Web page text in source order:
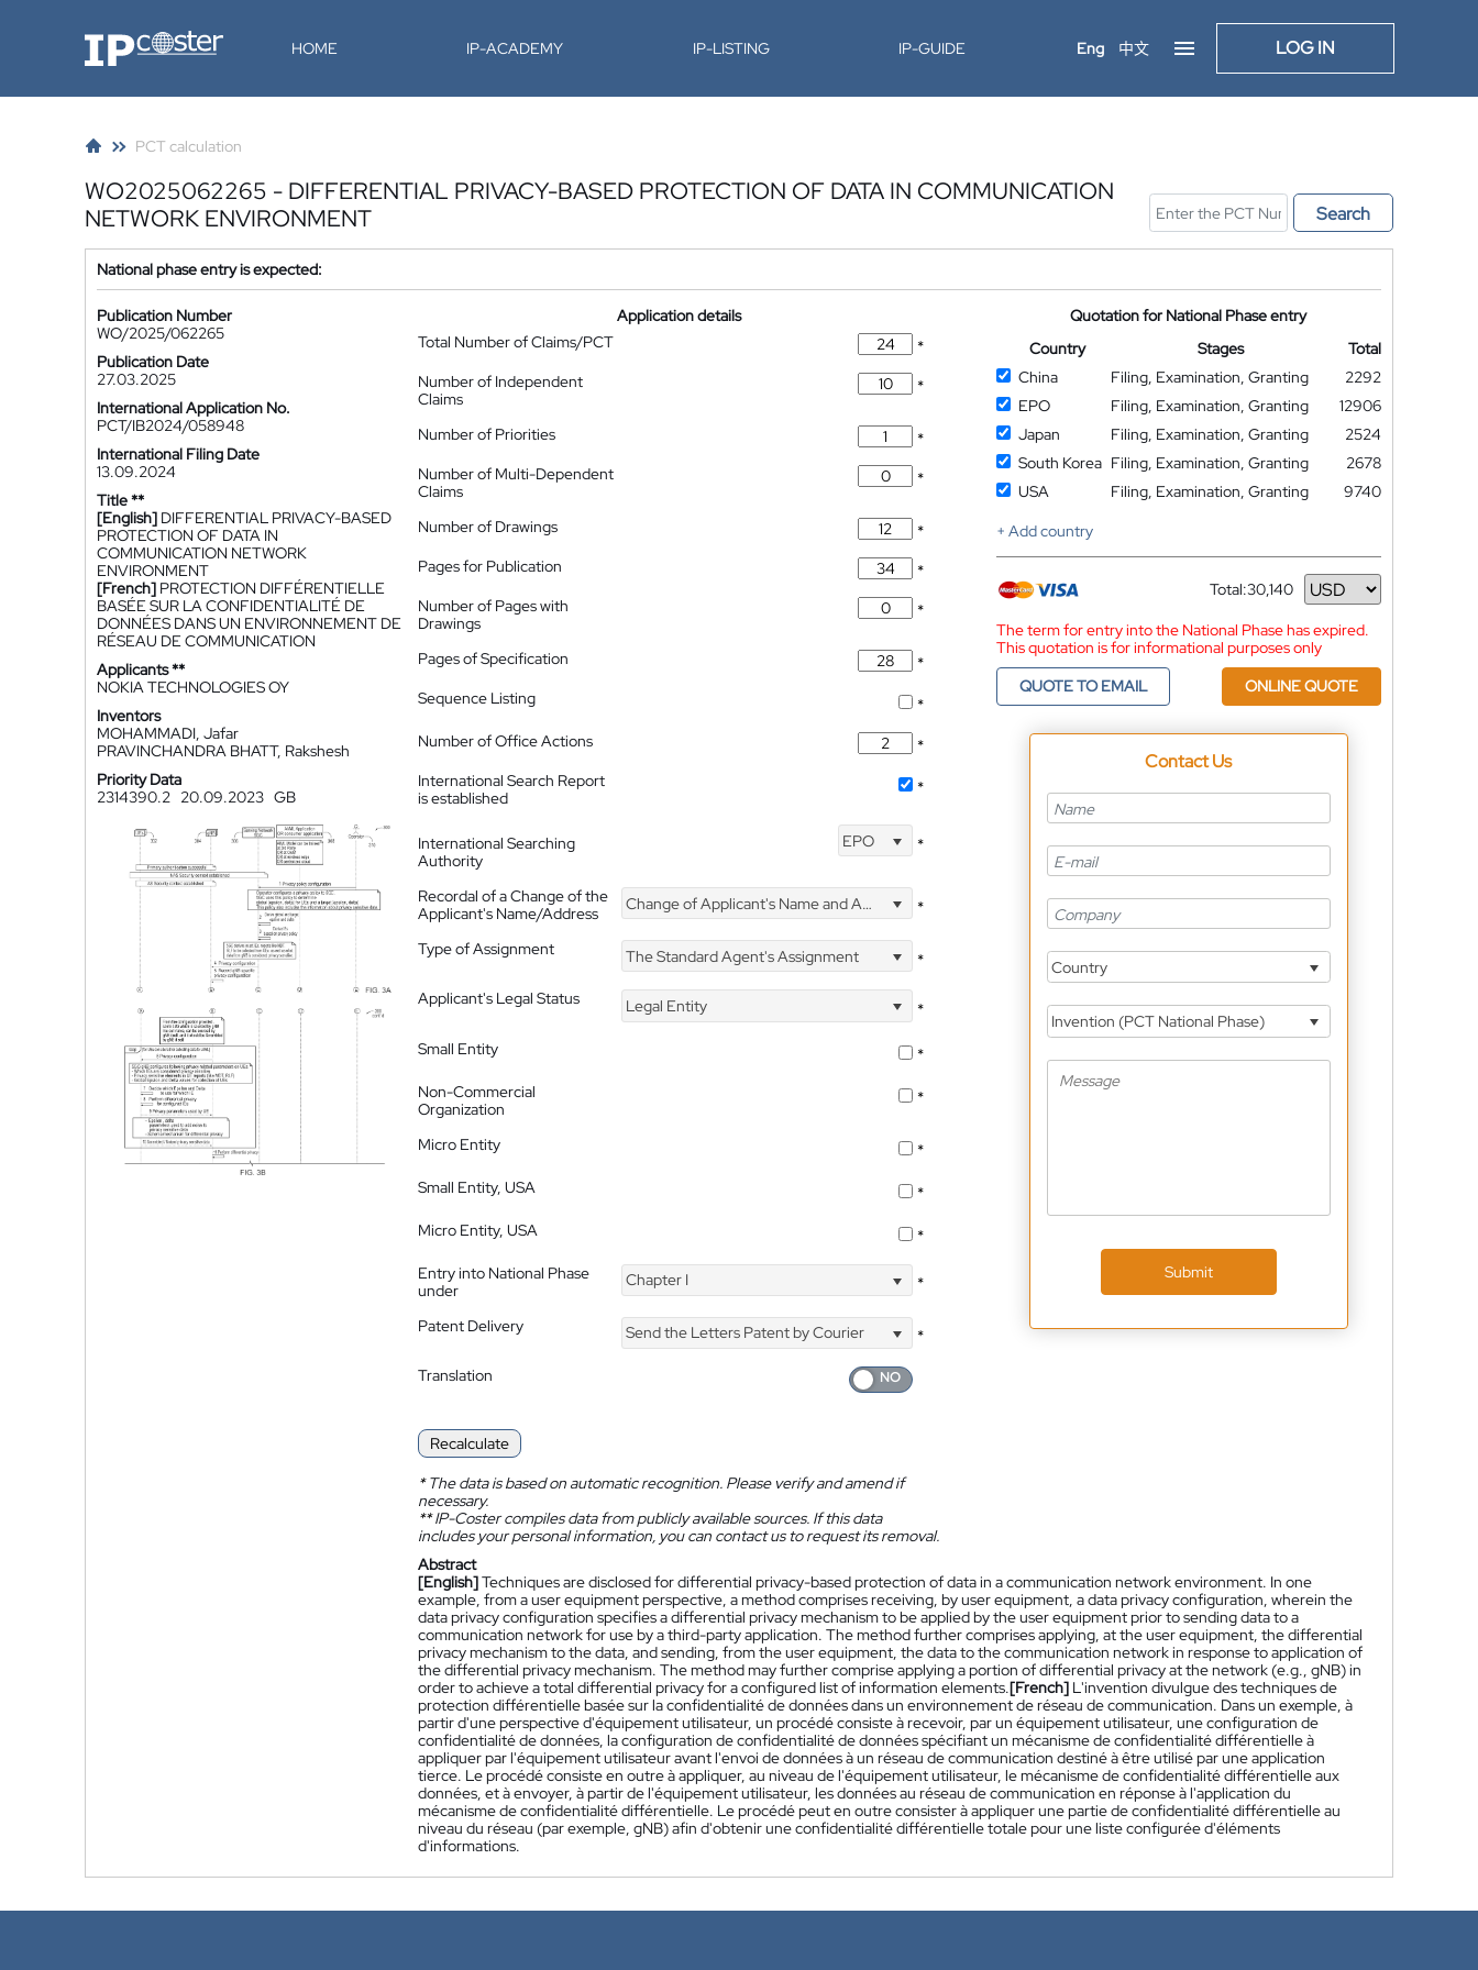
IP-Coster HOME IP-ACADEMY IP-LISTING IP-GUIDE Eng 中文 LOG IN
PCT calculation
WO2025062265 - DIFFERENTIAL PRIVACY-BASED PROTECTION OF DATA IN COMMUNICATION
NETWORK ENVIRONMENT
Search
National phase entry is expected:
Publication Number
WO/2025/062265
Publication Date
27.03.2025
International Application No.
PCT/IB2024/058948
International Filing Date
13.09.2024
Title **
[English] DIFFERENTIAL PRIVACY-BASED
PROTECTION OF DATA IN
COMMUNICATION NETWORK
ENVIRONMENT
[French] PROTECTION DIFFÉRENTIELLE
BASÉE SUR LA CONFIDENTIALITÉ DE
DONNÉES DANS UN ENVIRONNEMENT DE
RÉSEAU DE COMMUNICATION
Applicants **
NOKIA TECHNOLOGIES OY
Inventors
MOHAMMADI, Jafar
PRAVINCHANDRA BHATT, Rakshesh
Priority Data
2314390.2 20.09.2023 GB
Application details
Total Number of Claims/PCT
*
Number of Independent
Claims
*
Number of Priorities
*
Number of Multi-Dependent
Claims
*
Number of Drawings
*
Pages for Publication
*
Number of Pages with
Drawings
*
Pages of Specification
*
Sequence Listing
*
Number of Office Actions
*
International Search Report
is established
*
International Searching
Authority
EPO *
Recordal of a Change of the
Applicant's Name/Address
Change of Applicant's Name and Address *
Type of Assignment The Standard Agent's Assignment
*
Applicant's Legal Status
Legal Entity
*
Small Entity
*
Non-Commercial
Organization
*
Micro Entity
*
Small Entity, USA
*
Micro Entity, USA
*
Entry into National Phase
under
Chapter I *
Patent Delivery Send the Letters Patent by Courier
*
Translation
Recalculate
*The data is based on automatic recognition. Please verify and amend if
necessary.
**IP-Coster compiles data from publicly available sources. If this data
includes your personal information, you can contact us to request its removal.
Quotation for National Phase entry
Country
Stages
Total
China
Filing, Examination, Granting
2292
EPO
Filing, Examination, Granting
12906
Japan
Filing, Examination, Granting
2524
South Korea Filing, Examination, Granting
2678
USA
Filing, Examination, Granting
9740
+ Add country
Total:30,140
Currency
The term for entry into the National Phase has expired.
This quotation is for informational purposes only
QUOTE TO EMAIL
ONLINE QUOTE
Contact Us
Country
Invention (PCT National Phase)
Submit
Abstract
[English]Techniques are disclosed for differential privacy-based protection of data in a communication network environment. In one
example, from a user equipment perspective, a method comprises receiving, by user equipment, a data privacy configuration, wherein the
data privacy configuration specifies a differential privacy mechanism to be applied by the user equipment prior to sending data to a
communication network for use by a third-party application. The method further comprises applying, at the user equipment, the differential
privacy mechanism to the data, and sending, from the user equipment, the data to the communication network in response to application of
the differential privacy mechanism. The method may further comprise applying a portion of differential privacy at the network (e.g., gNB) in
order to achieve a total differential privacy for a configured list of information elements.[French] L'invention divulgue des techniques de
protection différentielle basée sur la confidentialité de données dans un environnement de réseau de communication. Dans un exemple, à
partir d'une perspective d'équipement utilisateur, un procédé consiste à recevoir, par un équipement utilisateur, une configuration de
confidentialité de données, la configuration de confidentialité de données spécifiant un mécanisme de confidentialité différentielle à
appliquer par l'équipement utilisateur avant l'envoi de données à un réseau de communication destiné à être utilisé par une application
tierce. Le procédé consiste en outre à appliquer, au niveau de l'équipement utilisateur, le mécanisme de confidentialité différentielle aux
données, et à envoyer, à partir de l'équipement utilisateur, les données au réseau de communication en réponse à l'application du
mécanisme de confidentialité différentielle. Le procédé peut en outre consister à appliquer une partie de confidentialité différentielle au
niveau du réseau (par exemple, gNB) afin d'obtenir une confidentialité différentielle totale pour une liste configurée d'éléments
d'informations.